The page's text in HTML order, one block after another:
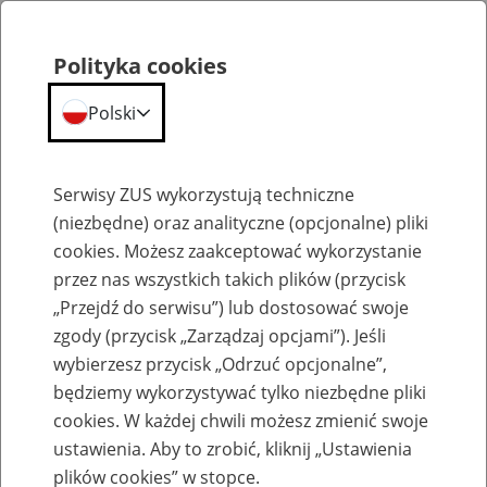
Komunikaty
Komunikaty techniczne
Polityka cookies
Polski
Serwisy ZUS wykorzystują techniczne
(niezbędne) oraz analityczne (opcjonalne) pliki
cookies. Możesz zaakceptować wykorzystanie
przez nas wszystkich takich plików (przycisk
„Przejdź do serwisu”) lub dostosować swoje
zgody (przycisk „Zarządzaj opcjami”). Jeśli
wybierzesz przycisk „Odrzuć opcjonalne”,
będziemy wykorzystywać tylko niezbędne pliki
cookies. W każdej chwili możesz zmienić swoje
ustawienia. Aby to zrobić, kliknij „Ustawienia
plików cookies” w stopce.